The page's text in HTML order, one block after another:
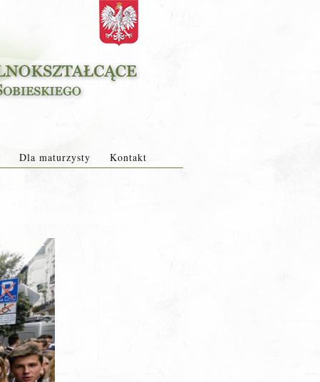
Dla maturzysty Kontakt